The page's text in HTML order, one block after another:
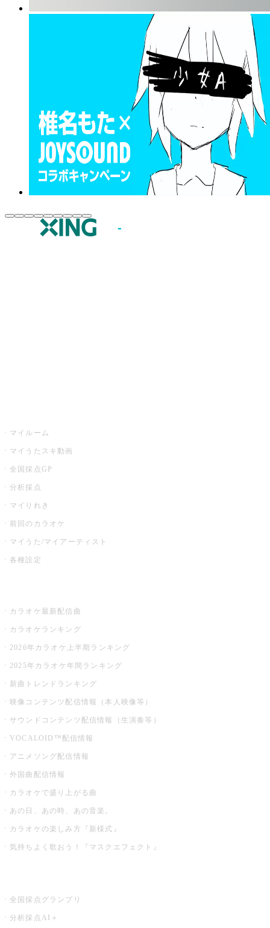
マイルーム
マイうたスキ動画
全国採点GP
分析採点
マイりれき
前回のカラオケ
マイうた/マイアーティスト
各種設定
カラオケ最新配信曲
カラオケランキング
2026年カラオケ上半期ランキング
2025年カラオケ年間ランキング
新曲トレンドランキング
映像コンテンツ配信情報（本人映像等）
サウンドコンテンツ配信情報（生演奏等）
VOCALOID™配信情報
アニメソング配信情報
外国曲配信情報
カラオケで盛り上がる曲
あの日、あの時、あの音楽。
カラオケの楽しみ方『新様式』
気持ちよく歌おう！『マスクエフェクト』
全国採点グランプリ
分析採点AI＋